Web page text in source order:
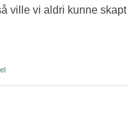
ville vi aldri kunne skapt